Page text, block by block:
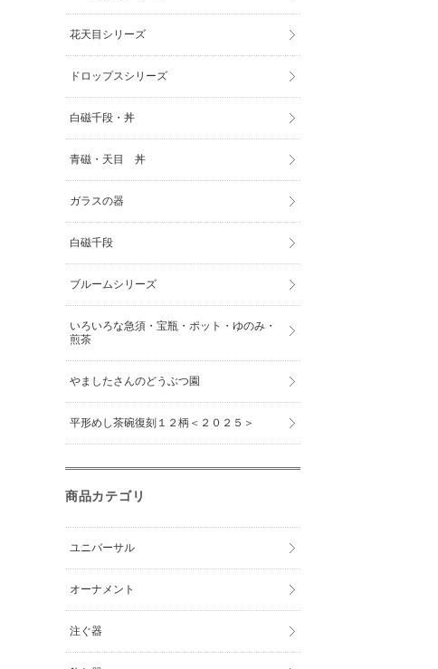
花天目シリーズ
ドロップスシリーズ
白磁千段・丼
青磁・天目 丼
ガラスの器
白磁千段
ブルームシリーズ
いろいろな急須・宝瓶・ポット・ゆのみ・
煎茶
やましたさんのどうぶつ園
平形めし茶碗復刻１２柄＜２０２５＞
商品カテゴリ
ユニバーサル
オーナメント
注ぐ器